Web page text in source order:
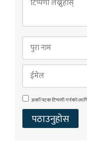
अर्को पटक टिप्पणी गर्नको